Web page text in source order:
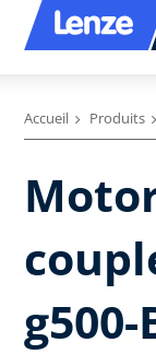
Accueil Produits
g500-